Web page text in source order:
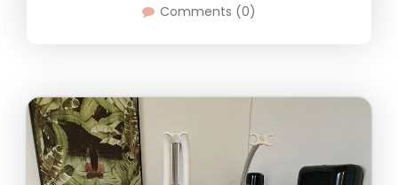
Comments (0)